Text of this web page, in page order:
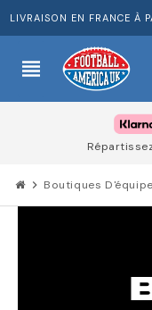
LIVRAISON EN FRANCE À
view_headline
chevron_right Boutiques D'équipe